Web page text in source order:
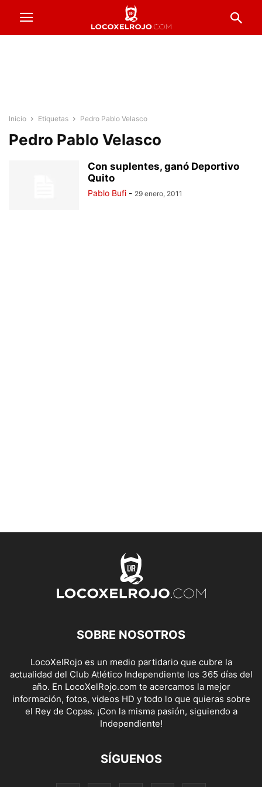
Inicio Etiquetas Pedro Pablo Velasco
Pedro Pablo Velasco
Con suplentes, ganó Deportivo
Quito
Pablo Bufi - 29 enero, 2011
SOBRE NOSOTROS
LocoXelRojo es un medio partidario que cubre la
actualidad del Club Atlético Independiente los 365 días del
año. En LocoXelRojo.com te acercamos la mejor
información, fotos, videos HD y todo lo que quieras sobre
el Rey de Copas. ¡Con la misma pasión, siguiendo a
Independiente!
SÍGUENOS